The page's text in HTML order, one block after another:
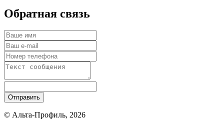
Обратная связь
Отправить
© Альта-Профиль, 2026